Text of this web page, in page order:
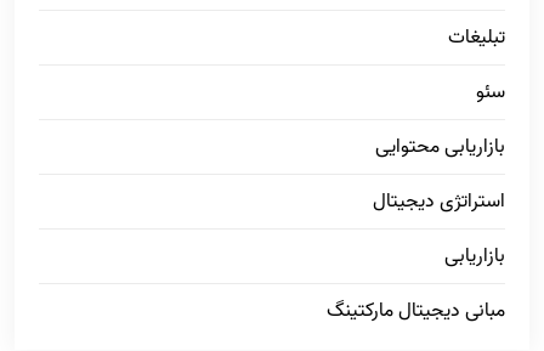
تبلیغات
سئو
بازاریابی محتوایی
استراتژی دیجیتال
بازاریابی
مبانی دیجیتال مارکتینگ